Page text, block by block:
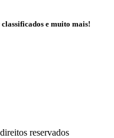
e muito mais!
reservados